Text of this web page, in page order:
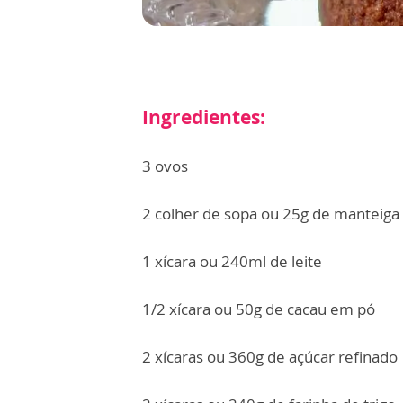
Ingredientes:
3 ovos
2 colher de sopa ou 25g de manteiga
1 xícara ou 240ml de leite
1/2 xícara ou 50g de cacau em pó
2 xícaras ou 360g de açúcar refinado